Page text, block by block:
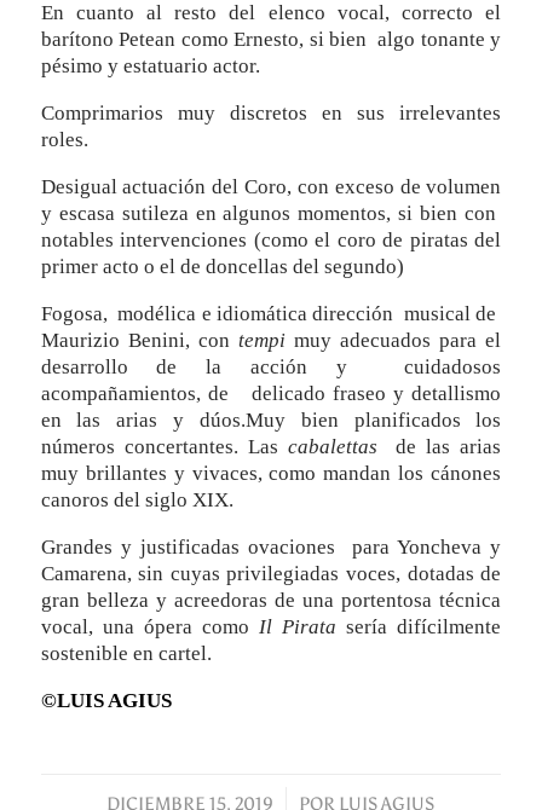
En cuanto al resto del elenco vocal, correcto el
barítono Petean como Ernesto, si bien algo tonante y
pésimo y estatuario actor.
Comprimarios muy discretos en sus irrelevantes
roles.
Desigual actuación del Coro, con exceso de volumen
y escasa sutileza en algunos momentos, si bien con
notables intervenciones (como el coro de piratas del
primer acto o el de doncellas del segundo)
Fogosa, modélica e idiomática dirección musical de
Maurizio Benini, con tempimuy adecuados para el
desarrollo de la acción y cuidadosos
acompañamientos, de delicado fraseo y detallismo
en las arias y dúos.Muy bien planificados los
números concertantes. Las cabalettas
de las arias
muy brillantes y vivaces, como mandan los cánones
canoros del siglo XIX.
Grandes y justificadas ovaciones para Yoncheva y
Camarena, sin cuyas privilegiadas voces, dotadas de
gran belleza y acreedoras de una portentosa técnica
vocal, una ópera comoIl Pirata sería difícilmente
sostenible en cartel.
©LUIS AGIUS
DICIEMBRE 15, 2019
/ POR LUIS AGIUS